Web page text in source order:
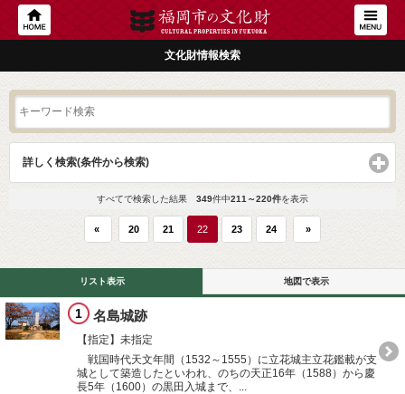
文化財情報検索
詳しく検索(条件から検索)
すべてで検索した結果 349件中211～220件を表示
« 20 21 22 23 24 »
リスト表示 地図で表示
1 名島城跡
【指定】未指定
戦国時代天文年間（1532～1555）に立花城主立花鑑載が支
城として築造したといわれ、のちの天正16年（1588）から慶
長5年（1600）の黒田入城まで、...